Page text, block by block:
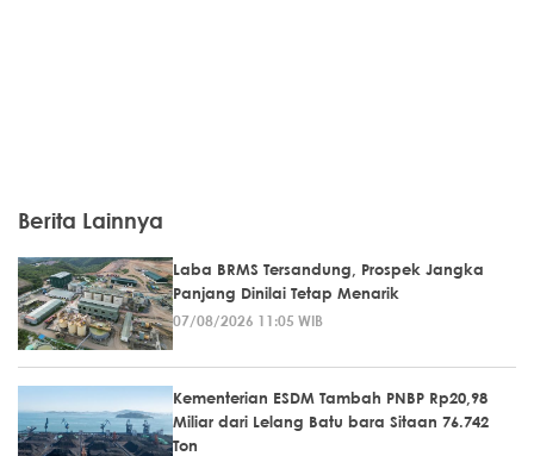
Berita Lainnya
Laba BRMS Tersandung, Prospek Jangka
Panjang Dinilai Tetap Menarik
07/08/2026 11:05 WIB
Kementerian ESDM Tambah PNBP Rp20,98
Miliar dari Lelang Batu bara Sitaan 76.742
Ton